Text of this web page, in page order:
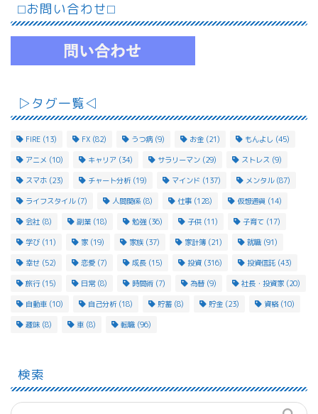
⬜︎お問い合わせ⬜︎
▷タグ一覧◁
FIRE (13) FX (82) うつ病 (9) お金 (21) もんよし (45)
アニメ (10) キャリア (34) サラリーマン (29) ストレス (9)
スマホ (23) チャート分析 (19) マインド (137) メンタル(87)
ライフスタイル(7) 人間関係 (8) 仕事 (128) 仮想通貨 (14)
会社 (8) 副業 (18) 勉強(36) 子供 (11) 子育て (17)
学び (11) 家 (19) 家族 (37) 家計簿 (21) 就職 (91)
幸せ (52) 恋愛 (7) 成長 (15) 投資 (316) 投資信託 (43)
旅行(15) 日常(8) 時間術 (7) 為替 (9) 社長・投資家 (20)
自動車 (10) 自己分析 (18) 貯蓄 (8) 貯金 (23) 資格(10)
趣味 (8) 車 (8) 転職 (96)
検索